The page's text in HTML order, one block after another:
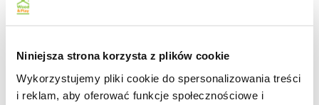
Niniejsza strona korzysta z plików cookie
Wykorzystujemy pliki cookie do spersonalizowania treści
i reklam, aby oferować funkcje społecznościowe i